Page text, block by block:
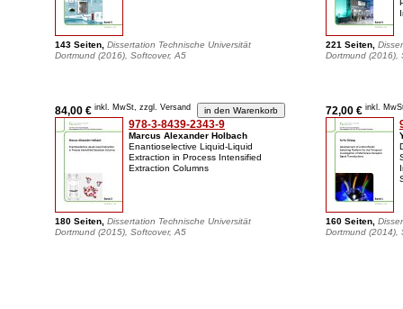
143 Seiten, Dissertation Technische Universität
Dortmund (2016), Softcover, A5
84,00 € inkl. MwSt, zzgl. Versand
978-3-8439-2343-9
Marcus Alexander Holbach
Enantioselective Liquid-Liquid
Extraction in Process Intensified
Extraction Columns
180 Seiten, Dissertation Technische Universität
Dortmund (2015), Softcover, A5
221 Seiten,
Dortmund (2016),
72,00 € inkl.
160 Seiten,
Dortmund (2014),